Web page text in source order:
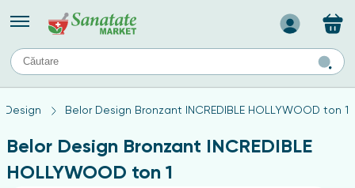
Назад
TIPURI DE TEN
Produse pentru ten mixt
Ten problematic
Produse pentru ten gras
articulațiilor
Design Belor Design Bronzant INCREDIBLE HOLLYWOOD ton 1
Belor Design Bronzant INCREDIBLE
HOLLYWOOD ton 1